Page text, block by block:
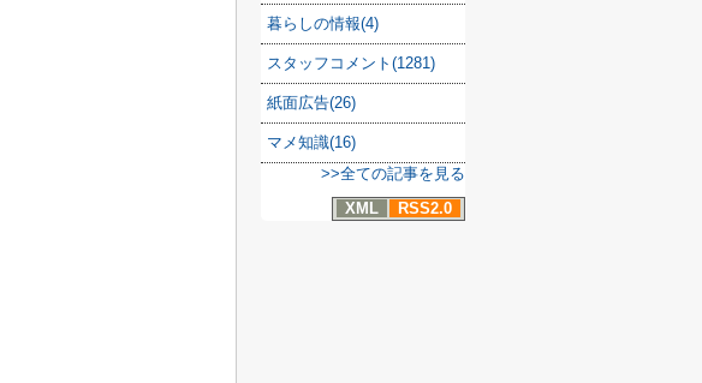
暮らしの情報(4)
スタッフコメント(1281)
紙面広告(26)
マメ知識(16)
>>全ての記事を見る
XML
RSS2.0